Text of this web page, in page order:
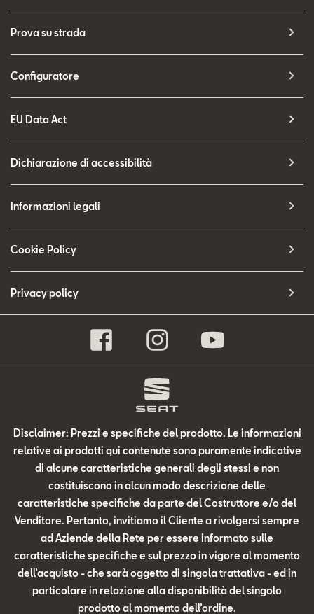
Prova su strada
Configuratore
EU Data Act
Dichiarazione di accessibilità
Informazioni legali
Cookie Policy
Privacy policy
Disclaimer: Prezzi e specifiche del prodotto. Le informazioni
relative ai prodotti qui contenute sono puramente indicative
di alcune caratteristiche generali degli stessi e non
costituiscono in alcun modo descrizione delle
caratteristiche specifiche da parte del Costruttore e/o del
Venditore. Pertanto, invitiamo il Cliente a rivolgersi sempre
ad Aziende della Rete per essere informato sulle
caratteristiche specifiche e sul prezzo in vigore al momento
dell’acquisto - che sarà oggetto di singola trattativa - ed in
particolare in relazione alla disponibilità del singolo
prodotto al momento dell’ordine.